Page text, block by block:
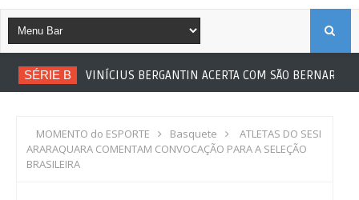
SÉRIE B VINÍCIUS BERGANTIN ACERTA COM SÃO BERNARDO
MOMENTO do ESPORTE Basquete
ATLETAS DO SESI
ARARAQUARA COMENTAM CONVOCAÇÃO PARA A SELEÇÃO
BRASILEIRA